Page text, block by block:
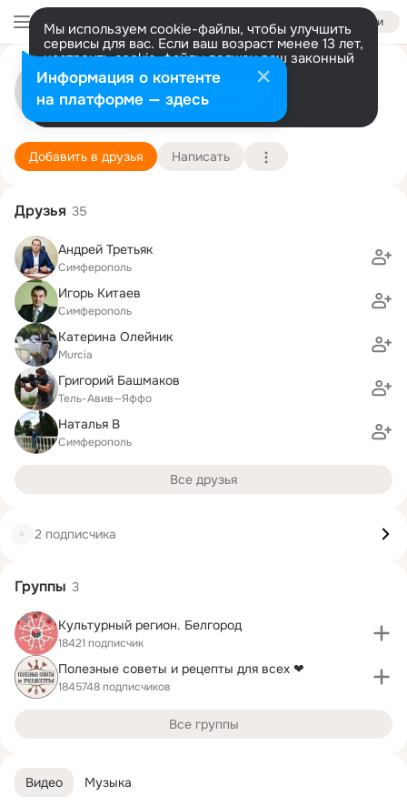
Войти
Мы используем cookie-файлы, чтобы улучшить
сервисы для вас. Если ваш возраст менее 13 лет,
настроить cookie-файлы должен ваш законный
представитель. Больше информации
Разрешить все Настроить
Алексей Иванов
Симферополь
Подробнее
Добавить в друзья Написать
Видео Музыка
Друзья 35
Андрей Третьяк
Симферополь
Игорь Китаев
Симферополь
Катерина Олейник
Murcia
Григорий Башмаков
Тель-Авив—Яффо
Наталья В
Симферополь
Все друзья
2 подписчика
Группы 3
Культурный регион. Белгород
18421 подписчик
Полезные советы и рецепты для всех ❤
1845748 подписчиков
Все группы
Информация о контенте
на платформе — здесь